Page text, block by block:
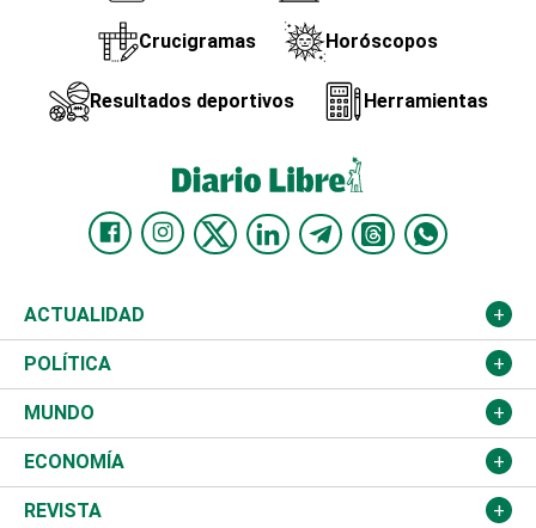
Crucigramas Horóscopos
Resultados deportivos Herramientas
ACTUALIDAD
Nacional
Ciudad
Educación
Salud
POLÍTICA
Partidos
JCE
TSE
MUNDO
Estados Unidos
América Latina
ECONOMÍA
Finanzas
REVISTA